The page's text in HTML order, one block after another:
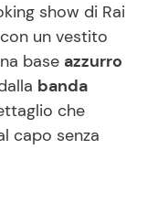
show di Rai
un vestito
base azzurro
banda
che
capo senza